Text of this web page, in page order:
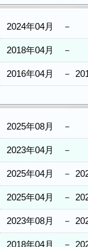
2024年04月 －
2018年04月 －
2016年04月 －
2025年08月 －
2023年04月 －
2025年04月 －
2025年04月 －
2023年08月 －
2018年04月 －